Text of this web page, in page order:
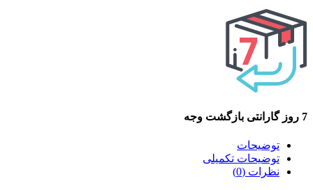
7 روز گارانتی بازگشت وجه
توضیحات
توضیحات تکمیلی
نظرات (0)